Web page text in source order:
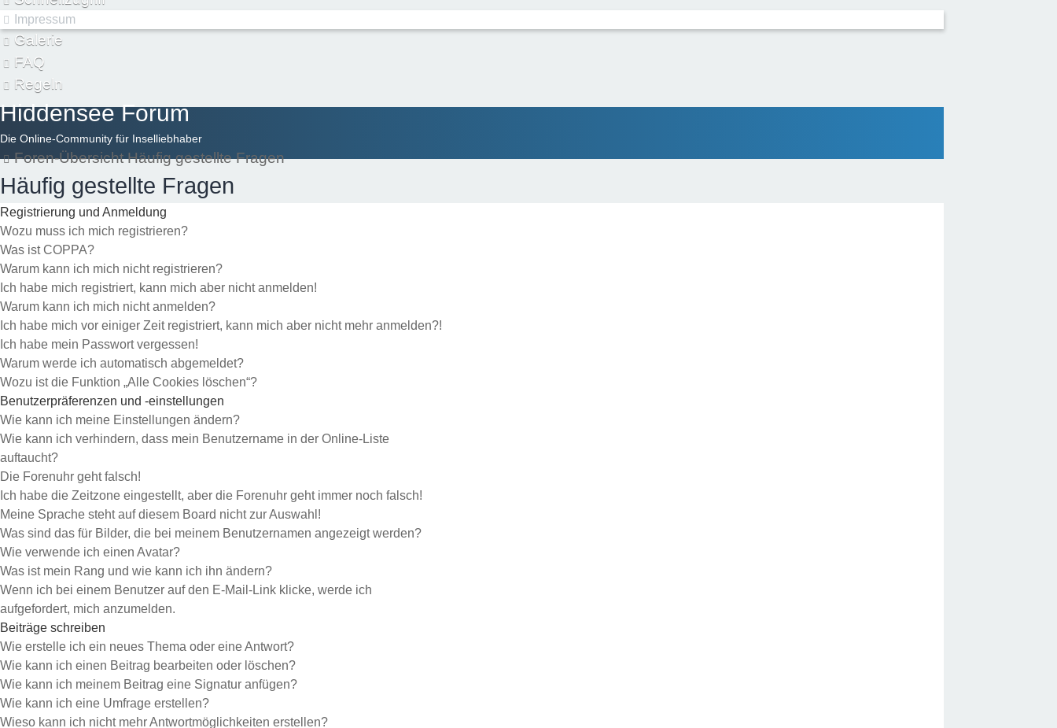
Impressum
Galerie
FAQ
Regeln
Hiddensee Forum
Die Online-Community für Inselliebhaber
Foren-Übersicht Häufig gestellte Fragen
Häufig gestellte Fragen
Registrierung und Anmeldung
Wozu muss ich mich registrieren?
Was ist COPPA?
Warum kann ich mich nicht registrieren?
Ich habe mich registriert, kann mich aber nicht anmelden!
Warum kann ich mich nicht anmelden?
Ich habe mich vor einiger Zeit registriert, kann mich aber nicht mehr anmelden?!
Ich habe mein Passwort vergessen!
Warum werde ich automatisch abgemeldet?
Wozu ist die Funktion „Alle Cookies löschen“?
Benutzerpräferenzen und -einstellungen
Wie kann ich meine Einstellungen ändern?
Wie kann ich verhindern, dass mein Benutzername in der Online-Liste
auftaucht?
Die Forenuhr geht falsch!
Ich habe die Zeitzone eingestellt, aber die Forenuhr geht immer noch falsch!
Meine Sprache steht auf diesem Board nicht zur Auswahl!
Was sind das für Bilder, die bei meinem Benutzernamen angezeigt werden?
Wie verwende ich einen Avatar?
Was ist mein Rang und wie kann ich ihn ändern?
Wenn ich bei einem Benutzer auf den E-Mail-Link klicke, werde ich
aufgefordert, mich anzumelden.
Beiträge schreiben
Wie erstelle ich ein neues Thema oder eine Antwort?
Wie kann ich einen Beitrag bearbeiten oder löschen?
Wie kann ich meinem Beitrag eine Signatur anfügen?
Wie kann ich eine Umfrage erstellen?
Wieso kann ich nicht mehr Antwortmöglichkeiten erstellen?